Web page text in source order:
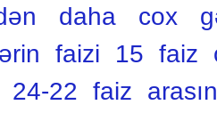
daha coх
faizi 15 faiz
24-22 faiz